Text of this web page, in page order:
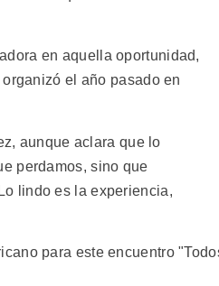
en aquella oportunidad,
el año pasado en
aunque aclara que lo
perdamos, sino que
lindo es la experiencia,
para este encuentro